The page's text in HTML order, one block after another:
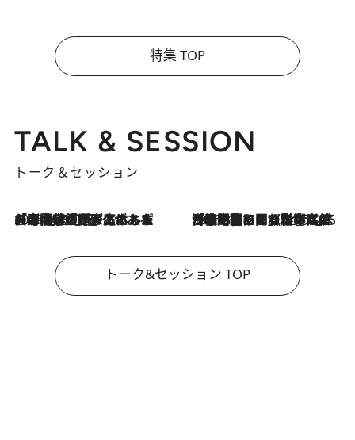
特集 TOP
TALK & SESSION
トーク＆セッション
2026.8.3
「今後値上げがあるとすれば…」「リスクがあるのは今年の冬」エネルギー専門家が語る、ホルムズ海峡封鎖が家庭にもたらす“ある心配” 2026.8.3
「住宅建てられない…」「サーチャージ料の高値が続いている」ホルムズ海峡封鎖による影響はいつまで続く？《エネルギー専門家に聞く“どうなる日本の暮らし”》
トーク&セッション TOP